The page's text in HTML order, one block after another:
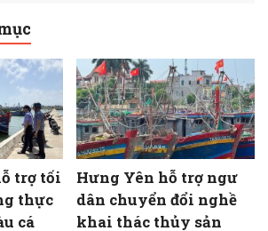
trợ tối
thực
cá
Hưng Yên hỗ trợ ngư
dân chuyển đổi nghề
khai thác thủy sản